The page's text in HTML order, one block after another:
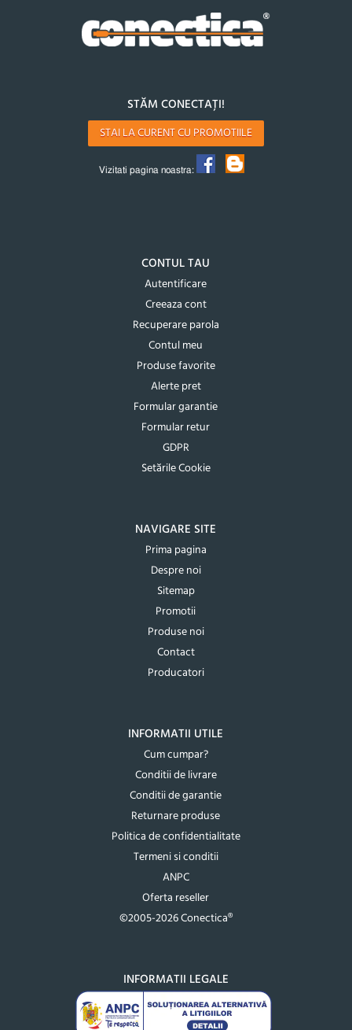
STĂM CONECTAȚI!
STAI LA CURENT CU PROMOTIILE
Vizitati pagina noastra:
CONTUL TAU
Autentificare
Creeaza cont
Recuperare parola
Contul meu
Produse favorite
Alerte pret
Formular garantie
Formular retur
GDPR
Setările Cookie
NAVIGARE SITE
Prima pagina
Despre noi
Sitemap
Promotii
Produse noi
Contact
Producatori
INFORMATII UTILE
Cum cumpar?
Conditii de livrare
Conditii de garantie
Returnare produse
Politica de confidentialitate
Termeni si conditii
ANPC
Oferta reseller
©2005-2026 Conectica®
INFORMATII LEGALE